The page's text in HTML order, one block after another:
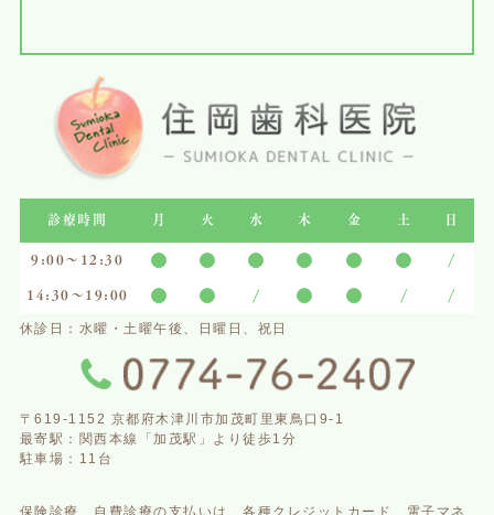
診療時間 月 火 水 木 金 土
日
9:00～12:30
● ● ● ● ● ● /
14:30〜19:00 ● ● / ● ● / /
休診日：水曜・土曜午後、日曜日、祝日
〒619-1152 京都府木津川市加茂町里東鳥口9-1
最寄駅：関西本線「加茂駅」より徒歩1分
駐車場：11台
保険診療、自費診療の支払いは、各種クレジットカード、電子マネ